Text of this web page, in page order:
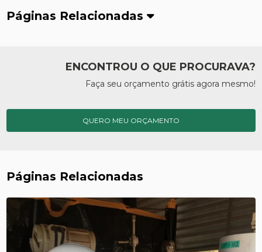
Páginas Relacionadas
ENCONTROU O QUE PROCURAVA?
Faça seu orçamento grátis agora mesmo!
QUERO MEU ORÇAMENTO
Páginas Relacionadas